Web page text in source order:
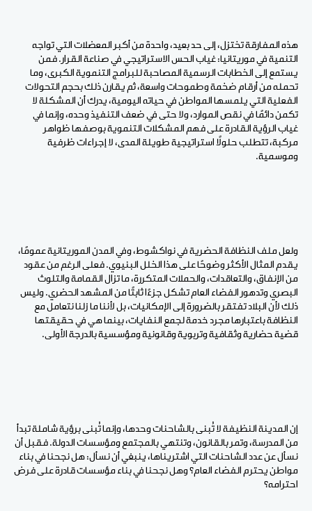
هذه المفارقة تختزل، إلى حد بعيد، واحدة من أكبر المعضلات التي تواجه
التنمية في موريتانيا: غياب الحس الاستراتيجي في صناعة القرار. فمن
يستمع إلى الخطابات الرسمية المصاحبة للبرامج التنموية الكبرى، وما
تحمله من أرقام ضخمة وطموحات واسعة، ثم يقارن ذلك بحجم التحولات
الفعلية التي يلمسها المواطن في حياته اليومية، يدرك أن المشكلة لا
تكمن دائمًا في نقص الموارد، ولا حتى في ضعف التنفيذ وحده، وإنما في
غياب الرؤية القادرة على فهم المشكلات التنموية بوصفها ظواهر
مركبة، تتطلب حلولًا استراتيجية طويلة المدى، لا إجراءات ظرفية
وموسمية.
ولعل ملف النظافة الحضرية في نواكشوط، وفي المدن الموريتانية عمومًا،
يقدم المثال الأكثر وضوحًا على هذا الخلل البنيوي. فعلى الرغم من عقود
من الإنفاق، والتعاقدات، والحملات المتكررة، ما تزال القمامة والتلوث
البصري وتدهور الفضاء العام تشكل جزءًا ثابتًا من المشهد الحضري. وليس
ذلك لأن البلاد تفتقر بالضرورة إلى الإمكانيات، بل لأننا ما زلنا نتعامل مع
النظافة باعتبارها مجرد خدمة لجمع النفايات، بينما هي في حقيقتها
قضية حضارية وثقافية وتربوية وقانونية ومؤسسية بالدرجة الأولى.
إن المدينة النظيفة لا تُبنى بالشاحنات وحدها، وإنما تُبنى برؤية شاملة تبدأ
من المدرسة، وتمر بالقانون، وتنتهي بالمجتمع ومؤسسات الدولة. فقبل أن
نسأل عن عدد الشاحنات التي اشتريناها، ينبغي أن نسأل: هل نجحنا في بناء
مواطن يحترم الفضاء العام؟ وهل نجحنا في بناء مؤسسات قادرة على فرض
احترامه؟